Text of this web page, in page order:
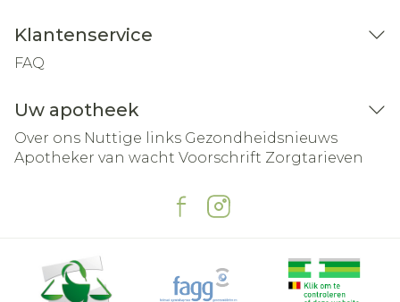
Klantenservice
FAQ
Uw apotheek
Over ons Nuttige links Gezondheidsnieuws
Apotheker van wacht Voorschrift Zorgtarieven